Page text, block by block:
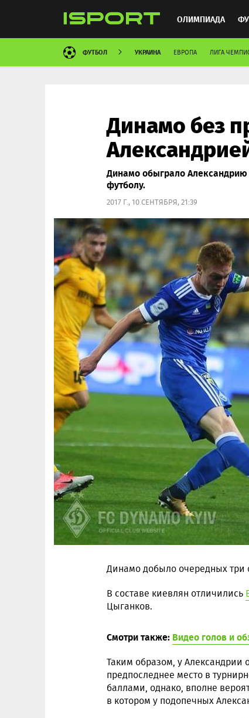
ОЛИМПИАДА
ХОККЕЙ ММА
ФУТБОЛ УКРАИНА ЕВРОПА ЛИГА
Динамо без
Динамо обыграло
футболу.
2017 Г., 10 СЕНТЯБРЯ, 21:39
Динамо добыло очередных три
В составе киевлян отличились
Цыганков.
Смотри также: Видео голов и
Таким образом, у Александрии
предпоследнее место в
баллами, однако, вполне
в котором у подопечных